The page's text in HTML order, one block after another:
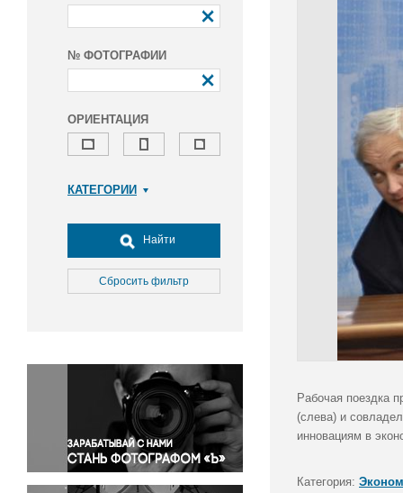
№ ФОТОГРАФИИ
ОРИЕНТАЦИЯ
КАТЕГОРИИ
Досуг, туризм и отдых
Культура
Медицина
Окружающая среда
Политика
Правосудие
Происшествия и конфликты
Религия
Светская жизнь
Найти
Сбросить фильтр
Рабочая поездка
(слева) и
инновациям в
Категория: